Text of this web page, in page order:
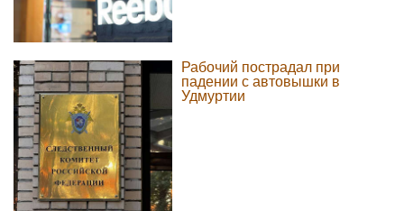
Рабочий пострадал при
падении с автовышки в
Удмуртии